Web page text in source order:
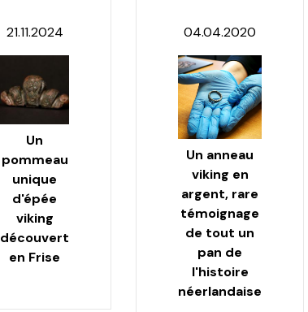
21.11.2024
Un
pommeau
unique
d'épée
viking
découvert
en Frise
04.04.2020
Un anneau
viking en
argent, rare
témoignage
de tout un
pan de
l'histoire
néerlandaise